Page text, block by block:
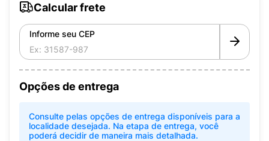
Calcular frete
Informe seu CEP
Opções de entrega
Consulte pelas opções de entrega disponíveis para a
localidade desejada. Na etapa de entrega, você
poderá decidir de maneira mais detalhada.